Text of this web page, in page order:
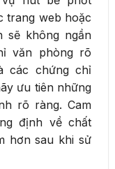
trang web hoặc
sẽ không ngần
văn phòng rõ
các chứng chỉ
ưu tiên những
rõ ràng. Cam
định về chất
hơn sau khi sử